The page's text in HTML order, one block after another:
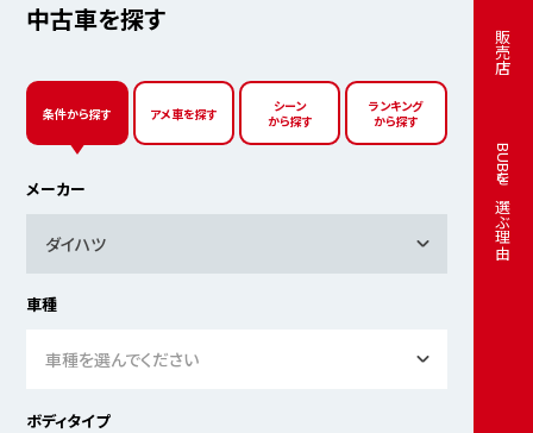
販売店
BUBUを選ぶ理由
中古車を探す
条件から探す アメ車を探す
シーン
から探す
ランキング
から探す
メーカー
ダイハツ
車種
車種を選んでください
ボディタイプ